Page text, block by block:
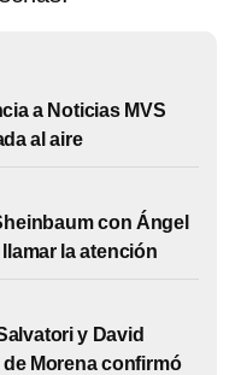
a Noticias MVS
al aire
con Ángel
la atención
y David
Morena confirmó